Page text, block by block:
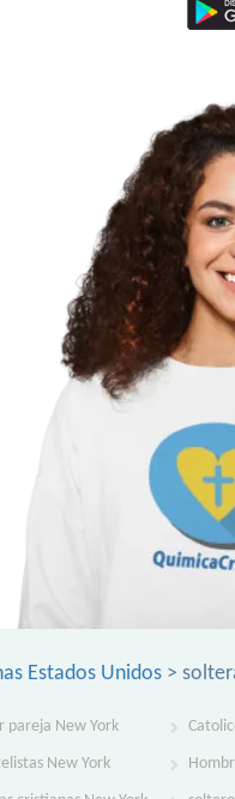
Estados Unidos >
pareja New York
New York